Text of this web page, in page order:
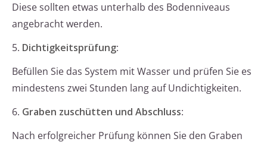
Diese sollten etwas unterhalb des Bodenniveaus
angebracht werden.
5. Dichtigkeitsprüfung:
Befüllen Sie das System mit Wasser und prüfen Sie es
mindestens zwei Stunden lang auf Undichtigkeiten.
6. Graben zuschütten und Abschluss:
Nach erfolgreicher Prüfung können Sie den Graben